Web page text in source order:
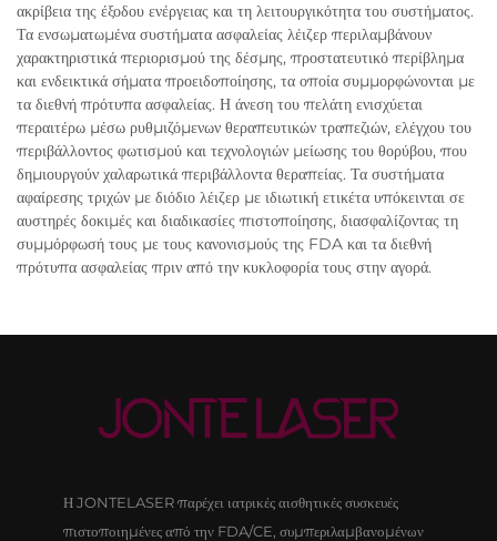
ακρίβεια της έξοδου ενέργειας και τη λειτουργικότητα του συστήματος.
Τα ενσωματωμένα συστήματα ασφαλείας λέιζερ περιλαμβάνουν
χαρακτηριστικά περιορισμού της δέσμης, προστατευτικό περίβλημα
και ενδεικτικά σήματα προειδοποίησης, τα οποία συμμορφώνονται με
τα διεθνή πρότυπα ασφαλείας. Η άνεση του πελάτη ενισχύεται
περαιτέρω μέσω ρυθμιζόμενων θεραπευτικών τραπεζιών, ελέγχου του
περιβάλλοντος φωτισμού και τεχνολογιών μείωσης του θορύβου, που
δημιουργούν χαλαρωτικά περιβάλλοντα θεραπείας. Τα συστήματα
αφαίρεσης τριχών με διόδιο λέιζερ με ιδιωτική ετικέτα υπόκεινται σε
αυστηρές δοκιμές και διαδικασίες πιστοποίησης, διασφαλίζοντας τη
συμμόρφωσή τους με τους κανονισμούς της FDA και τα διεθνή
πρότυπα ασφαλείας πριν από την κυκλοφορία τους στην αγορά.
Η JONTELASER παρέχει ιατρικές αισθητικές συσκευές
πιστοποιημένες από την FDA/CE, συμπεριλαμβανομένων